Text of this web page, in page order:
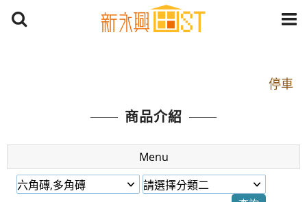
停車
捷運： 中和線【頂溪站 2 號出口】往中山路1段139
原Line已滿 無法加Line好友 請親愛的客戶加入
LINE官方帳號@a0975005573
開車：中山路1段 到永平路路口(樂華夜市口)門口可
商品介紹
Menu